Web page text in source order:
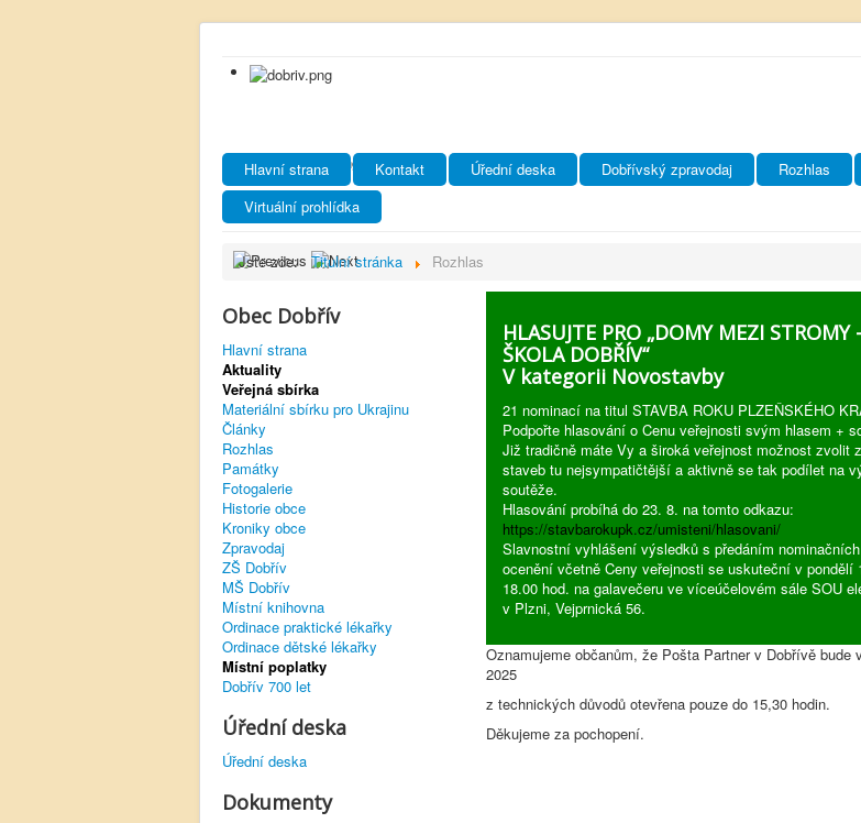
Hlavní strana Kontakt Úřední deska Dobřívský zpravodaj Rozhlas
Virtuální prohlídka
Jste zde: Titulní stránka Rozhlas
Obec Dobřív
Hlavní strana
Aktuality
Veřejná sbírka
Materiální sbírku pro Ukrajinu
Články
Rozhlas
Památky
Fotogalerie
Historie obce
Kroniky obce
Zpravodaj
ZŠ Dobřív
MŠ Dobřív
Místní knihovna
Ordinace praktické lékařky
Ordinace dětské lékařky
Místní poplatky
Dobřív 700 let
Úřední deska
Úřední deska
Dokumenty
HLASUJTE PRO „DOMY MEZI STROMY
ŠKOLA DOBŘÍV“
V kategorii Novostavby
21 nominací na titul STAVBA ROKU PLZEŇSKÉHO
Podpořte hlasování o Cenu veřejnosti svým hlasem +
Již tradičně máte Vy a široká veřejnost možnost zvolit
staveb tu nejsympatičtější a aktivně se tak podílet na
soutěže.
Hlasování probíhá do 23. 8. na tomto odkazu:
https://stavbarokupk.cz/umisteni/hlasovani/
Slavnostní vyhlášení výsledků s předáním
ocenění včetně Ceny veřejnosti se uskuteční v pondělí
18.00 hod. na galavečeru ve víceúčelovém sále SOU
v Plzni, Vejprnická 56.
Oznamujeme občanům, že Pošta Partner v Dobřívě bude
2025
z technických důvodů otevřena pouze do 15,30 hodin.
Děkujeme za pochopení.